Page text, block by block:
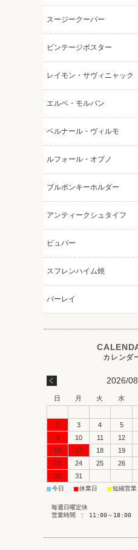
スージークーパー
ビンテージポスター
レイモン・サヴィニャック
エルベ・モルバン
ベルナール・ヴィルモ
ルフォール・オプノ
ブルボンキーホルダー
アンティークシュタイフ
ビュバー
スフレンハイム焼
バーレイ
2026/08
日 月 火 水
2
3 4 5
9
10 11 12
16
17 18 19
23
24 25 26
30
31
■今日 ■休業日 ■短縮営業
毎週日曜定休
営業時間 ： 11:00～18:00